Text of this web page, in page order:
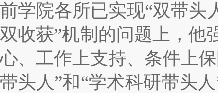
前学院各所已实现“双带头
双收获”机制的问题上，他
心、工作上支持、条件上
带头人”和“学术科研带头